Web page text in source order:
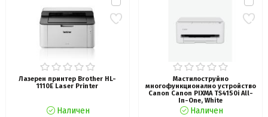
Лазерен принтер Brother HL-
1110E Laser Printer
Наличен
Мастилоструйно
многофункционално устройство
Canon Canon PIXMA TS4150i All-
In-One, White
Наличен